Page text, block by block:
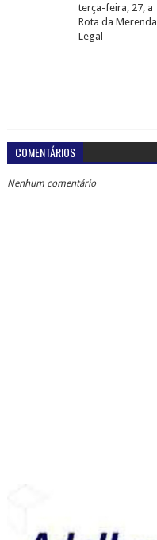
terça-feira, 27, a
Rota da Merenda
Legal
COMENTÁRIOS
Nenhum comentário